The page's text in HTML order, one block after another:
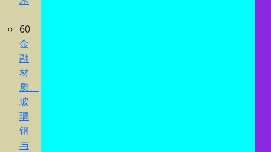
60
金
融
材
质、
玻
璃
钢
与